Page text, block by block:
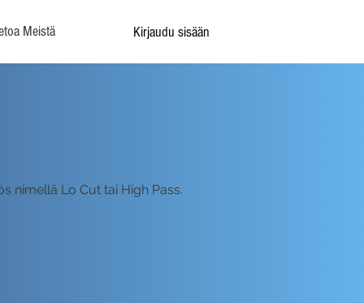
Meistä Kirjaudu sisään
nimellä Lo Cut tai High Pass.